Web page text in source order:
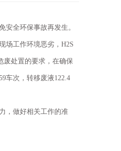
安全环保事故再发生。
场工作环境恶劣， H2S
废处置的要求，在确保
车次，转移废液122.4
，做好相关工作的准